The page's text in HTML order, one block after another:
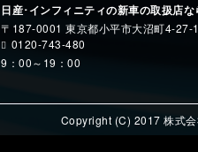
日産･インフィニティの新車の取扱店
〒187-0001 東京都小平市大沼町4-27-
0120-743-480
9：00～19：00
Copyright (C) 2017 株式